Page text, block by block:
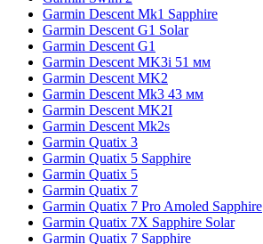
Garmin Descent Mk1 Sapphire
Garmin Descent G1 Solar
Garmin Descent G1
Garmin Descent MK3i 51 мм
Garmin Descent MK2
Garmin Descent Mk3 43 мм
Garmin Descent MK2I
Garmin Descent Mk2s
Garmin Quatix 3
Garmin Quatix 5 Sapphire
Garmin Quatix 5
Garmin Quatix 7
Garmin Quatix 7 Pro Amoled Sapphire
Garmin Quatix 7X Sapphire Solar
Garmin Quatix 7 Sapphire